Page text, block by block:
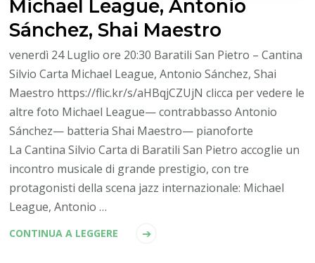
Michael League, Antonio
Sánchez, Shai Maestro
venerdì 24 Luglio ore 20:30 Baratili San Pietro – Cantina
Silvio Carta Michael League, Antonio Sánchez, Shai
Maestro https://flic.kr/s/aHBqjCZUjN clicca per vedere le
altre foto Michael League— contrabbasso Antonio
Sánchez— batteria Shai Maestro— pianoforte
La Cantina Silvio Carta di Baratili San Pietro accoglie un
incontro musicale di grande prestigio, con tre
protagonisti della scena jazz internazionale: Michael
League, Antonio …
CONTINUA A LEGGERE